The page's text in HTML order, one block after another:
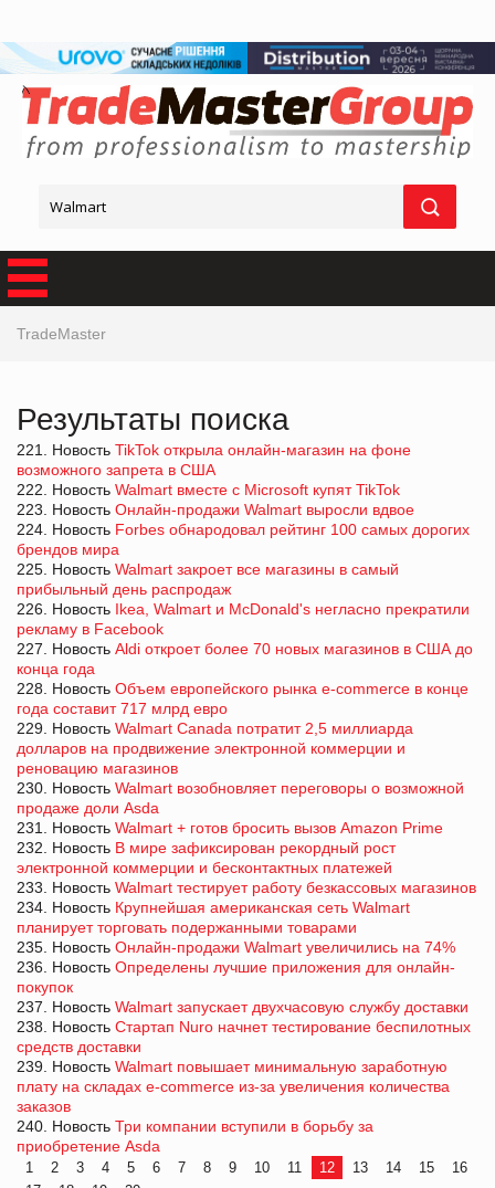
TradeMaster
Результаты поиска
221. Новость TikTok открыла онлайн-магазин на фоне
возможного запрета в США
222. Новость Walmart вместе с Microsoft купят TikTok
223. Новость Онлайн-продажи Walmart выросли вдвое
224. Новость Forbes обнародовал рейтинг 100 самых дорогих
брендов мира
225. Новость Walmart закроет все магазины в самый
прибыльный день распродаж
226. Новость Ikea, Walmart и McDonald's негласно прекратили
рекламу в Facebook
227. Новость Aldi откроет более 70 новых магазинов в США до
конца года
228. Новость Объем европейского рынка e-commerce в конце
года составит 717 млрд евро
229. Новость Walmart Canada потратит 2,5 миллиарда
долларов на продвижение электронной коммерции и
реновацию магазинов
230. Новость Walmart возобновляет переговоры о возможной
продаже доли Asda
231. Новость Walmart + готов бросить вызов Amazon Prime
232. Новость В мире зафиксирован рекордный рост
электронной коммерции и бесконтактных платежей
233. Новость Walmart тестирует работу безкассовых магазинов
234. Новость Крупнейшая американская сеть Walmart
планирует торговать подержанными товарами
235. Новость Онлайн-продажи Walmart увеличились на 74%
236. Новость Определены лучшие приложения для онлайн-
покупок
237. Новость Walmart запускает двухчасовую службу доставки
238. Новость Стартап Nuro начнет тестирование беспилотных
средств доставки
239. Новость Walmart повышает минимальную заработную
плату на складах e-commerce из-за увеличения количества
заказов
240. Новость Три компании вступили в борьбу за
приобретение Asda
1 2 3 4 5 6 7 8 9 10 11 12 13 14 15
16